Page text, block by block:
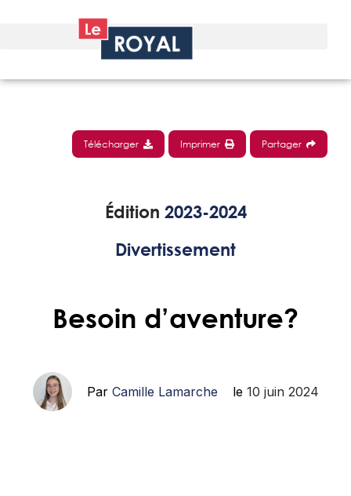
Télécharger Imprimer Partager
Édition 2023-2024
Divertissement
Besoin d’aventure?
ParCamille Lamarche le 10 juin 2024